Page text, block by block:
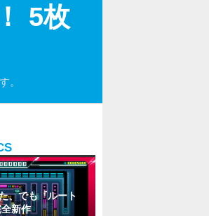
5枚
。
、でも『ルート
新作